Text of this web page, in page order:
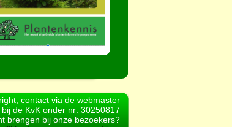
contact via de webmaster
de KvK onder nr: 30250817
brengen bij onze bezoekers?